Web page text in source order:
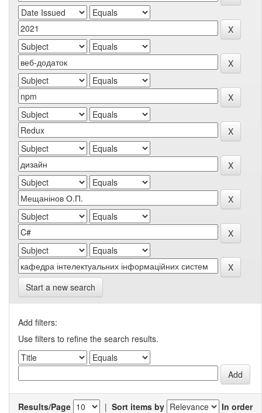
Start a new search
Add filters:
Use filters to refine the search results.
Results/Page | Sort items by
In order